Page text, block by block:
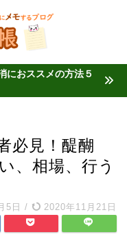
におススメの方法５
必見！醍醐
、相場、行う
5日 / 2020年11月21日